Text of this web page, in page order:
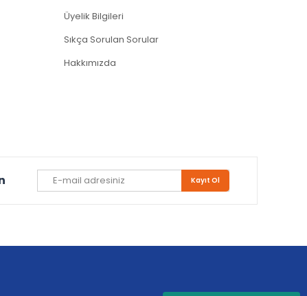
Üyelik Bilgileri
Sıkça Sorulan Sorular
Hakkımızda
Kayıt Ol